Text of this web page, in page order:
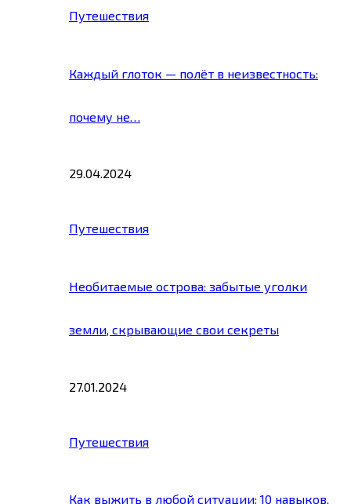
Путешествия
Каждый глоток — полёт в неизвестность:
почему не…
29.04.2024
Путешествия
Необитаемые острова: забытые уголки
земли, скрывающие свои секреты
27.01.2024
Путешествия
Как выжить в любой ситуации: 10 навыков,